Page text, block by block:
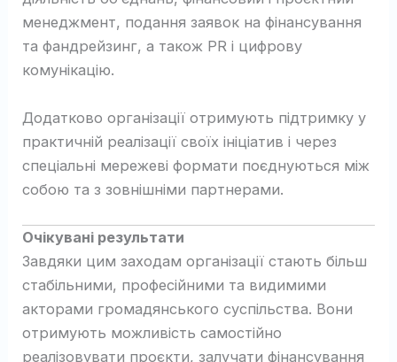
менеджмент, подання заявок на фінансування
та фандрейзинг, а також PR і цифрову
комунікацію.
Додатково організації отримують підтримку у
практичній реалізації своїх ініціатив і через
спеціальні мережеві формати поєднуються між
собою та з зовнішніми партнерами.
Очікувані результати
Завдяки цим заходам організації стають більш
стабільними, професійними та видимими
акторами громадянського суспільства. Вони
отримують можливість самостійно
реалізовувати проєкти, залучати фінансування